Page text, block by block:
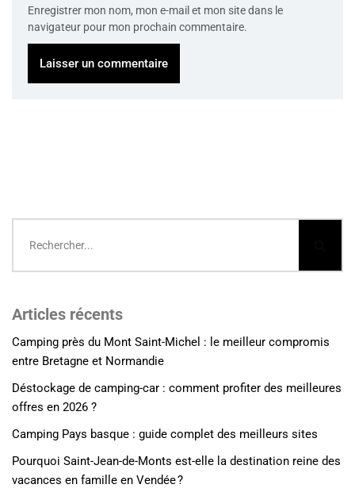
Enregistrer mon nom, mon e-mail et mon site dans le
navigateur pour mon prochain commentaire.
Articles récents
Camping près du Mont Saint-Michel : le meilleur compromis
entre Bretagne et Normandie
Déstockage de camping-car : comment profiter des meilleures
offres en 2026 ?
Camping Pays basque : guide complet des meilleurs sites
Pourquoi Saint-Jean-de-Monts est-elle la destination reine des
vacances en famille en Vendée ?